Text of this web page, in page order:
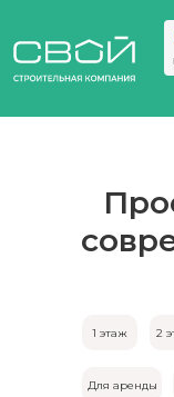
(812) 611-24-42
200-25-57
Санкт-Петербург,
1 этаж 2
Для аренды